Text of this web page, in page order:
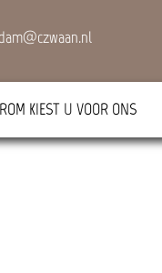
KIEST U VOOR ONS